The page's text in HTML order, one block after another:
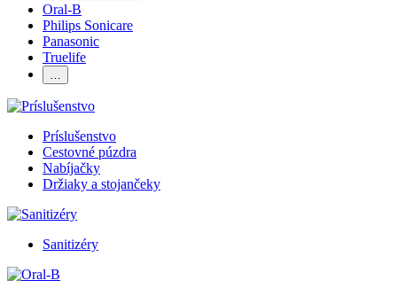
Oral-B
Philips Sonicare
Panasonic
Truelife
…
Príslušenstvo
Cestovné púzdra
Nabíjačky
Držiaky a stojančeky
Sanitizéry